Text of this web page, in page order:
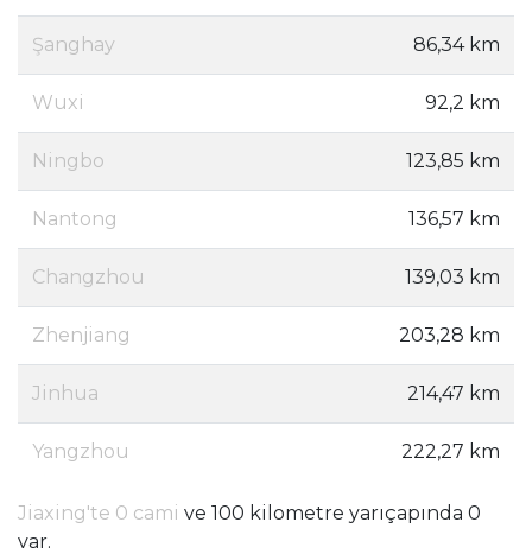
Şanghay 86,34 km
Wuxi 92,2 km
Ningbo 123,85 km
Nantong 136,57 km
Changzhou 139,03 km
Zhenjiang 203,28 km
Jinhua 214,47 km
Yangzhou 222,27 km
Jiaxing'te 0 cami ve 100 kilometre yarıçapında 0
var.